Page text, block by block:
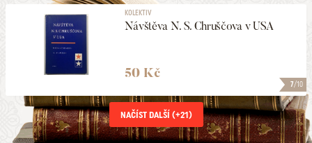
7/10
KOLEKTIV
Návštěva N. S. Chruščova v USA
50 Kč
NAČÍST DALŠÍ (+21)